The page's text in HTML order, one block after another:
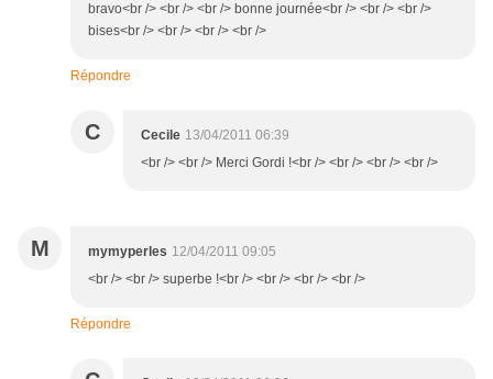
bravo<br /> <br /> <br /> bonne journée<br /> <br /> <br />
bises<br /> <br /> <br /> <br />
Répondre
C Cecile 13/04/2011 06:39
<br /> <br /> Merci Gordi !<br /> <br /> <br /> <br />
M mymyperles 12/04/2011 09:05
<br /> <br /> superbe !<br /> <br /> <br /> <br />
Répondre